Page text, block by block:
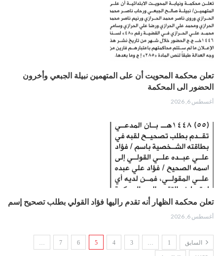
تعلن محكمة المحويت أن على المتهمين نبيلة الجبعي وأخرون
الحضور الى المحكمة
أغسطس 6, 2026
تعلن محكمة الظهار أنه تقدم راليها فؤاد القولي بطلب تصحيح إسم
أغسطس 6, 2026
السابق 1
…
3
4
5
6
7
…